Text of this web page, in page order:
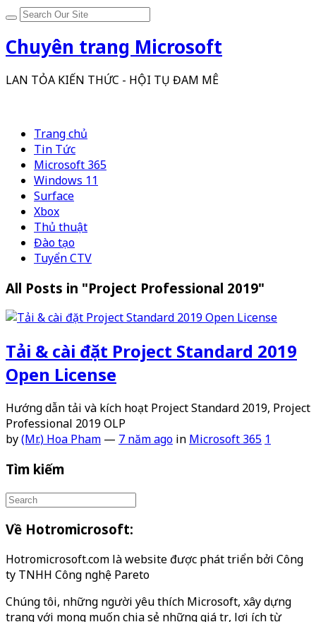
Chuyên trang Microsoft
LAN TỎA KIẾN THỨC - HỘI TỤ ĐAM MÊ
Trang chủ
Tin Tức
Microsoft 365
Windows 11
Surface
Xbox
Thủ thuật
Đào tạo
Tuyển CTV
All Posts in "Project Professional 2019"
Tải & cài đặt Project Standard 2019
Open License
Hướng dẫn tải và kích hoạt Project Standard 2019, Project
Professional 2019 OLP
by(Mr.) Hoa Pham — 7 năm ago in Microsoft 365 1
Tìm kiếm
Về Hotromicrosoft:
Hotromicrosoft.com là website được phát triển bởi Công
ty TNHH Công nghệ Pareto
Chúng tôi, những người yêu thích Microsoft, xây dựng
trang với mong muốn chia sẻ những giá trị, lợi ích từ